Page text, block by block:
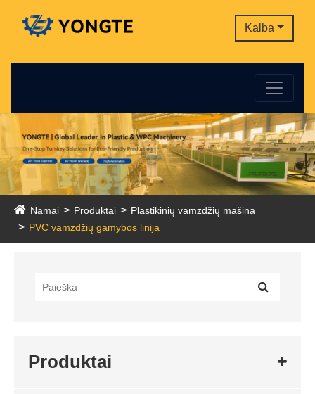
Kalba
Namai Produktai
Plastikinių vamzdžių mašina
PVC vamzdžių gamybos linija
Produktai